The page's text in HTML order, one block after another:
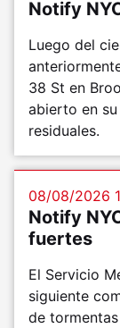
Notify
Luego del
38 St en
abierto en
residuales.
08/08/2026
Notify
fuertes
El Servicio
siguiente
de